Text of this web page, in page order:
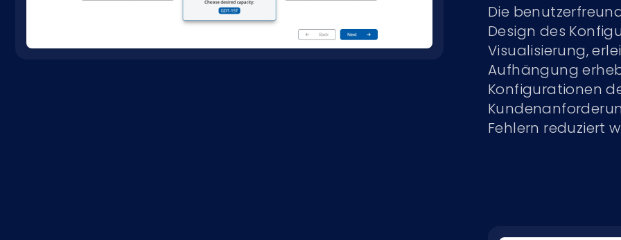
Die
Design des
Visualisierung,
Aufhängung
Konfigurationen
Fehlern reduziert